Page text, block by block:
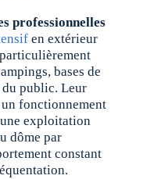
professionnelles
en extérieur
bases de
public. Leur
fonctionnement
exploitation
dôme par
constant